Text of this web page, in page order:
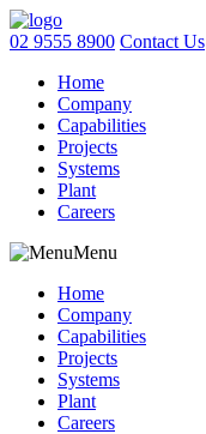
02 9555 8900 Contact Us
Home
Company
Capabilities
Projects
Systems
Plant
Careers
Menu
Home
Company
Capabilities
Projects
Systems
Plant
Careers